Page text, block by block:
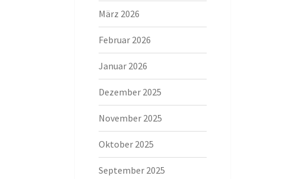
März 2026
Februar 2026
Januar 2026
Dezember 2025
November 2025
Oktober 2025
September 2025